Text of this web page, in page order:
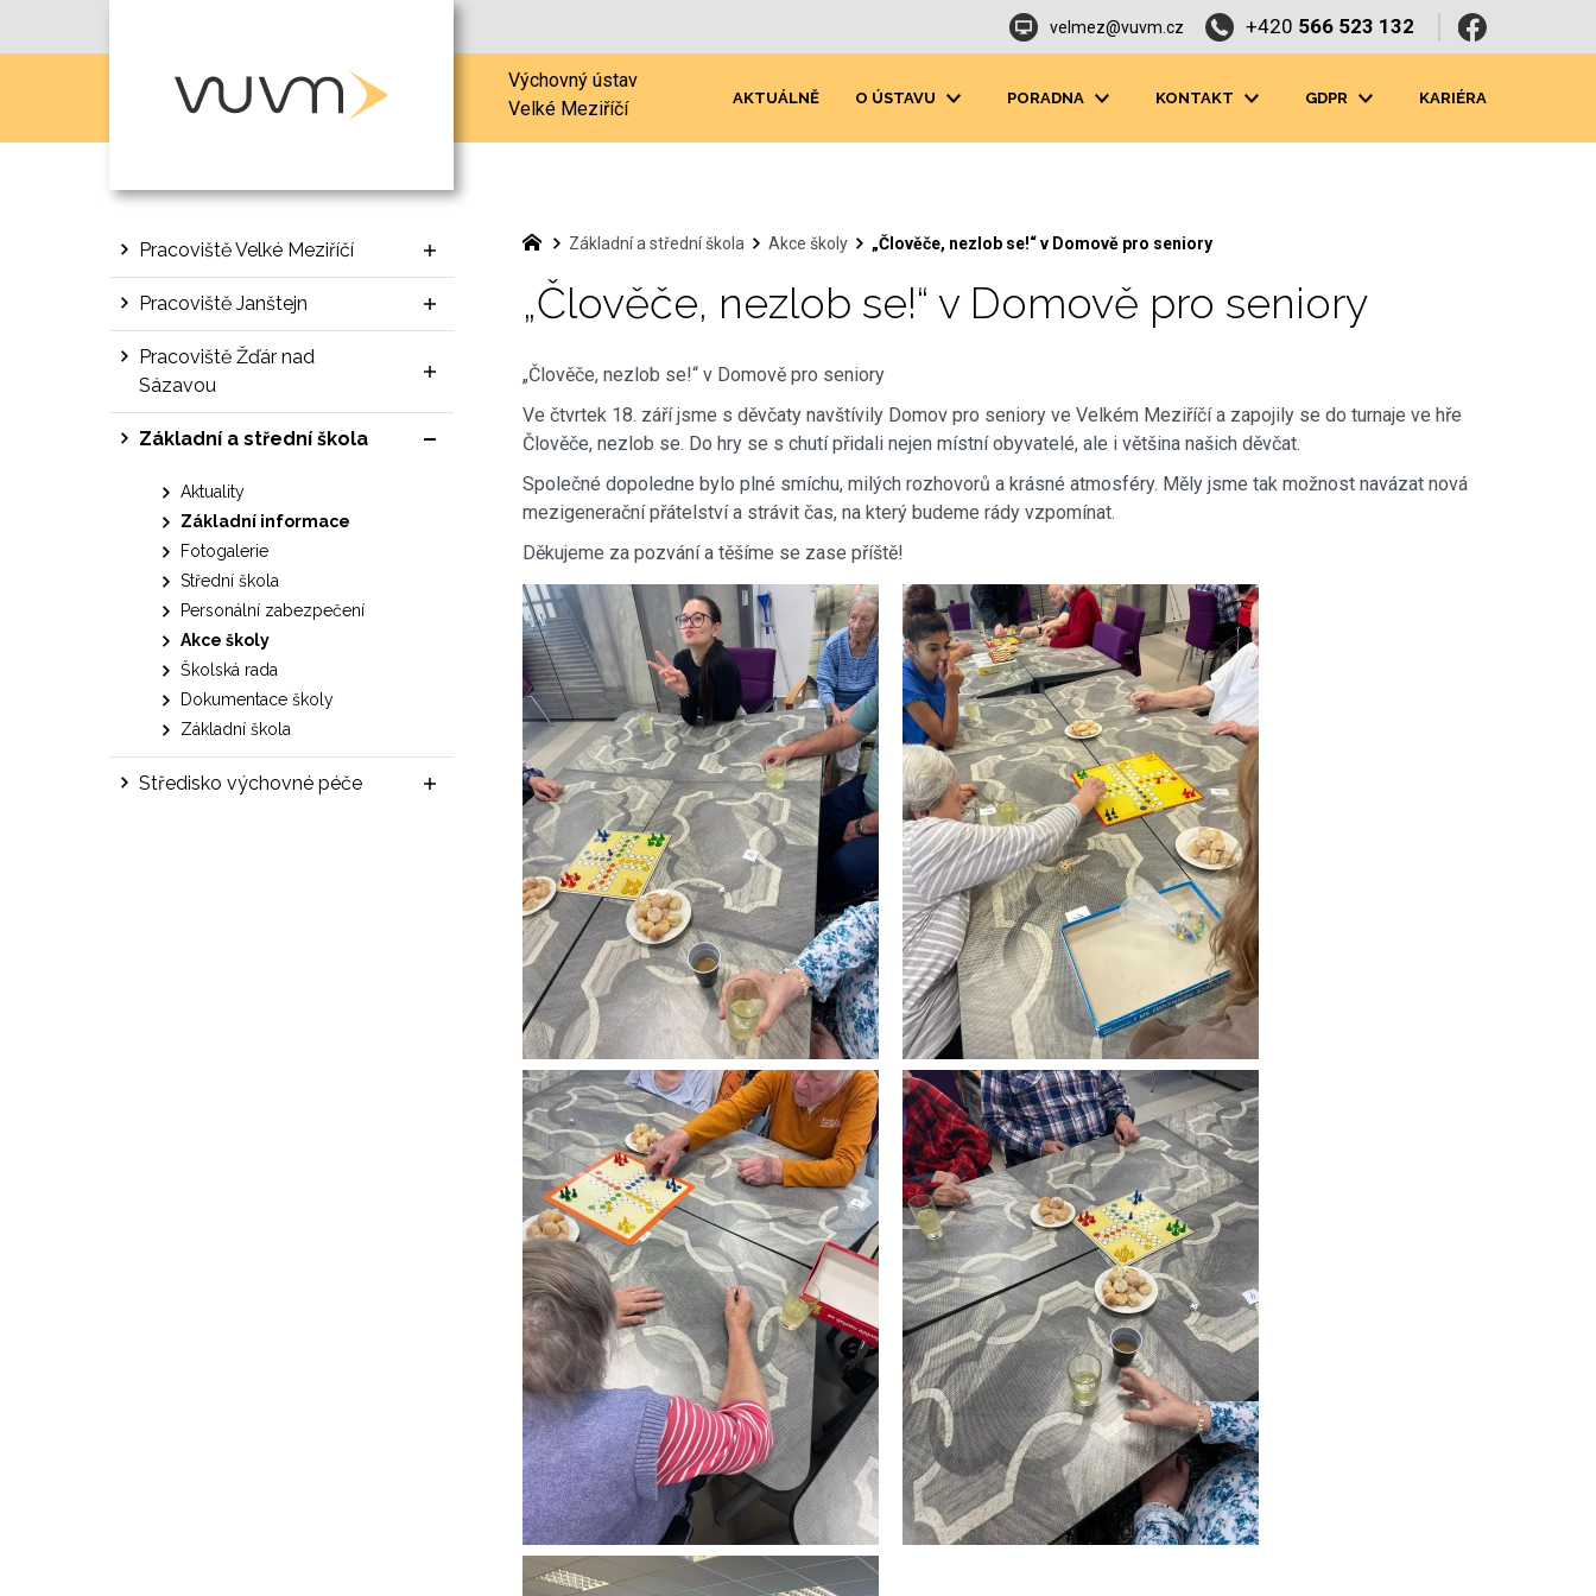
Výchovný ústav
Velké Meziříčí
velmez@vuvm.cz +420 566 523 132
AKTUÁLNĚ O ÚSTAVU PORADNA KONTAKT GDPR KARIÉRA
Pracoviště Velké Meziříčí
Pracoviště Janštejn
Pracoviště Žďár nad
Sázavou
Základní a střední škola
Aktuality
Základní informace
Fotogalerie
Střední škola
Personální zabezpečení
Akce školy
Školská rada
Dokumentace školy
Základní škola
Středisko výchovné péče
Základní a střední škola Akce školy „Člověče, nezlob se!“ v Domově pro seniory
„Člověče, nezlob se!“ v Domově pro seniory
„Člověče, nezlob se!“ v Domově pro seniory
Ve čtvrtek 18. září jsme s děvčaty navštívily Domov pro seniory ve Velkém Meziříčí a zapojily se do turnaje ve hře
Člověče, nezlob se. Do hry se s chutí přidali nejen místní obyvatelé, ale i většina našich děvčat.
Společné dopoledne bylo plné smíchu, milých rozhovorů a krásné atmosféry. Měly jsme tak možnost navázat nová
mezigenerační přátelství a strávit čas, na který budeme rády vzpomínat.
Děkujeme za pozvání a těšíme se zase příště!